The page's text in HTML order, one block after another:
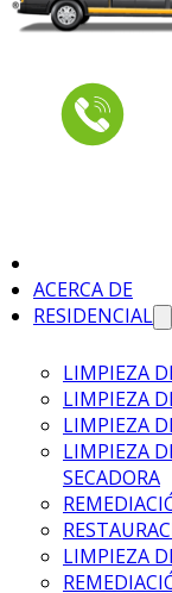
ACERCA DE
RESIDENCIAL
LIMPIEZA
LIMPIEZA
LIMPIEZA
LIMPIEZA
SECADORA
LIMPIEZA